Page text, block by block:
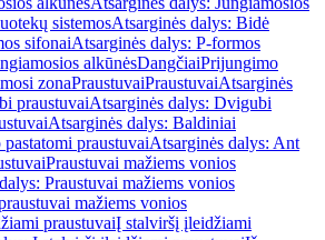
sistemosAtsarginės dalys: Bidė
sifonaiAtsarginės dalys: P-formos
alkūnėsDangčiaiPrijungimo
zonaPraustuvaiPraustuvaiAtsarginės
praustuvaiAtsarginės dalys: Dvigubi
Atsarginės dalys: Baldiniai
praustuvaiAtsarginės dalys: Ant
Praustuvai mažiems vonios
Praustuvai mažiems vonios
mažiems vonios
praustuvaiĮ stalviršį įleidžiami